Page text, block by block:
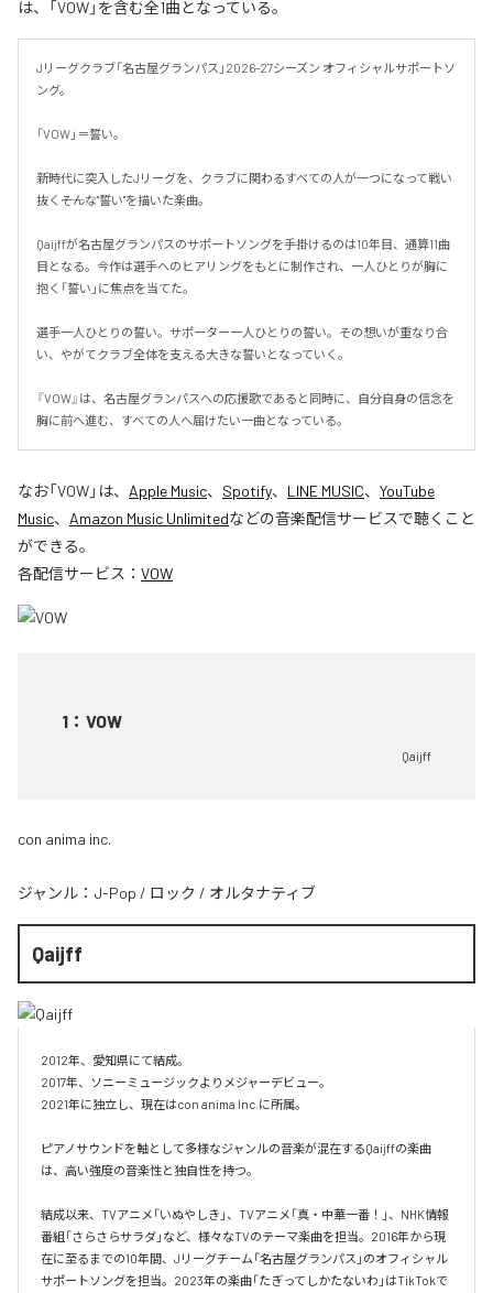
は、「VOW」を含む全1曲となっている。
Jリーグクラブ「名古屋グランパス」2026-27シーズン オフィシャルサポートソ
ング。
「VOW」＝誓い。
新時代に突入したJリーグを、クラブに関わるすべての人が一つになって戦い
抜く――そんな"誓い"を描いた楽曲。
Qaijffが名古屋グランパスのサポートソングを手掛けるのは10年目、通算11曲
目となる。今作は選手へのヒアリングをもとに制作され、一人ひとりが胸に
抱く「誓い」に焦点を当てた。
選手一人ひとりの誓い。サポーター一人ひとりの誓い。その想いが重なり合
い、やがてクラブ全体を支える大きな誓いとなっていく。
『VOW』は、名古屋グランパスへの応援歌であると同時に、自分自身の信念を
胸に前へ進む、すべての人へ届けたい一曲となっている。
なお「VOW」は、 Apple Music、 Spotify、 LINE MUSIC、 YouTube
Music、 Amazon Music Unlimitedなどの音楽配信サービスで聴くこと
ができる。
各配信サービス： VOW
1 ： VOW
Qaijff
con anima inc.
ジャンル： J-Pop / ロック / オルタナティブ
Qaijff
2012年、愛知県にて結成。
2017年、ソニーミュージックよりメジャーデビュー。
2021年に独立し、現在はcon anima Inc.に所属。
ピアノサウンドを軸として多様なジャンルの音楽が混在するQaijffの楽曲
は、高い強度の音楽性と独自性を持つ。
結成以来、TVアニメ「いぬやしき」、TVアニメ「真・中華一番！」、NHK情報
番組「さらさらサラダ」など、様々なTVのテーマ楽曲を担当。2016年から現
在に至るまでの10年間、Jリーグチーム「名古屋グランパス」のオフィシャル
サポートソングを担当。2023年の楽曲「たぎってしかたないわ」はTikTokで